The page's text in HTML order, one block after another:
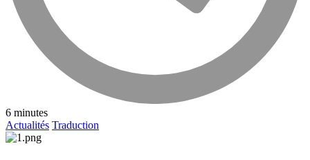
6 minutes
Actualités Traduction